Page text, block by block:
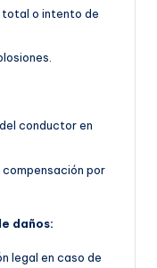
total o intento de
conductor en
por
daños:
legal en caso de